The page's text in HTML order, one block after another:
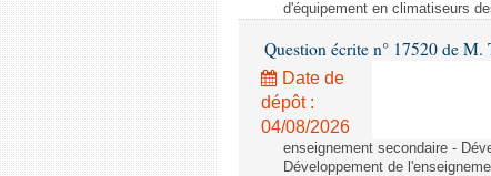
d'équipement en climatiseurs
Question écrite n° 17520 de
Date de
dépôt :
04/08/2026
enseignement secondaire -
Développement de